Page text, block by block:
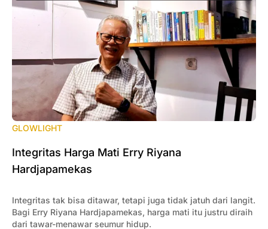
GLOWLIGHT
Integritas Harga Mati Erry Riyana
Hardjapamekas
Integritas tak bisa ditawar, tetapi juga tidak jatuh dari langit.
Bagi Erry Riyana Hardjapamekas, harga mati itu justru diraih
dari tawar-menawar seumur hidup.